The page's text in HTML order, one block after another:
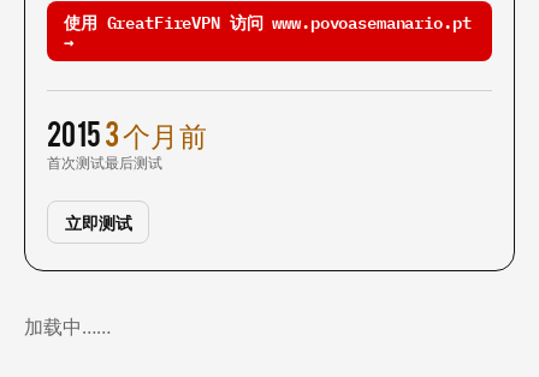
使用 GreatFireVPN 访问 www.povoasemanario.pt
→
2015
首次测试
3 个月前
最后测试
立即测试
加载中……